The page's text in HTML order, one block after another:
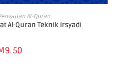
BASKETAl-Quran
Al-Quran Teknik Irsyadi
9.50